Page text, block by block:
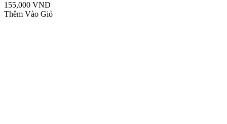
155,000 VND
Thêm Vào Giỏ